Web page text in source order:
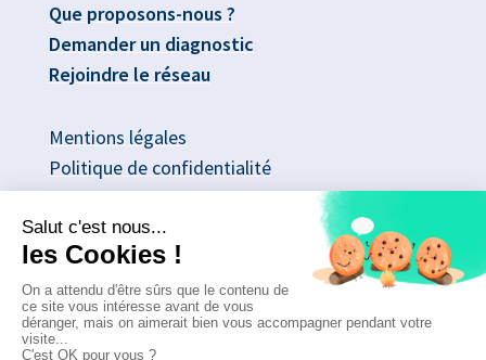
Que proposons-nous ?
Demander un diagnostic
Rejoindre le réseau
Mentions légales
Politique de confidentialité
No Result Website Carbon